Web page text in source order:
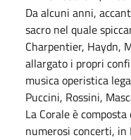
Da alcuni anni,
sacro nel quale
Charpentier, Haydn,
allargato i propri
musica operistica
Puccini, Rossini,
La Corale è
numerosi concerti, in